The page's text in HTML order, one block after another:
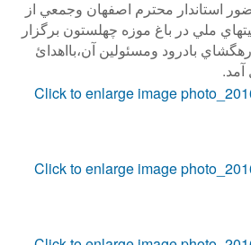
استاندار محترم اصفهان وجمعي از
ملي در باغ موزه چهلستون برگزار
بادرود ومسئولين آن،بااهدائ